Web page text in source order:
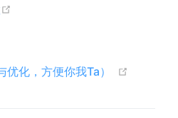
化，方便你我Ta）